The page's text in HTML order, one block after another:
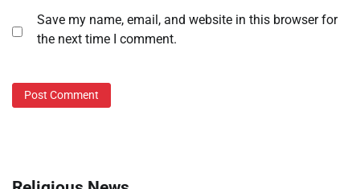
Save my name, email, and website in this browser for
the next time I comment.